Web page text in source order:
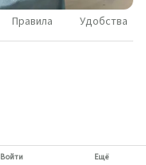
Правила Удобства
Войти Ещё